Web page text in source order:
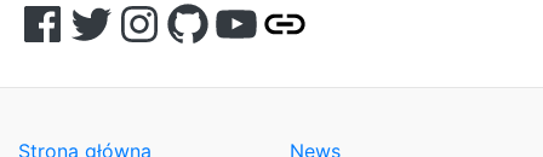
Facebook
TwitterInstagram
GitHubYouTube
Other
Strona główna
News